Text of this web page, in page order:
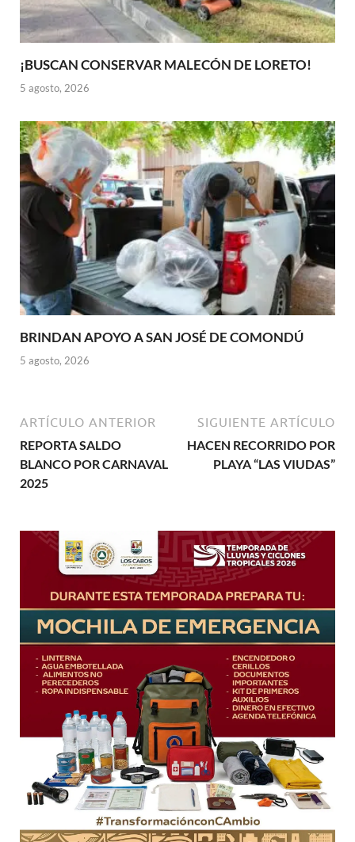
¡BUSCAN CONSERVAR MALECÓN DE LORETO!
5 agosto, 2026
BRINDAN APOYO A SAN JOSÉ DE COMONDÚ
5 agosto, 2026
ARTÍCULO ANTERIOR
REPORTA SALDO
BLANCO POR CARNAVAL
2025
SIGUIENTE ARTÍCULO
HACEN RECORRIDO POR
PLAYA “LAS VIUDAS”